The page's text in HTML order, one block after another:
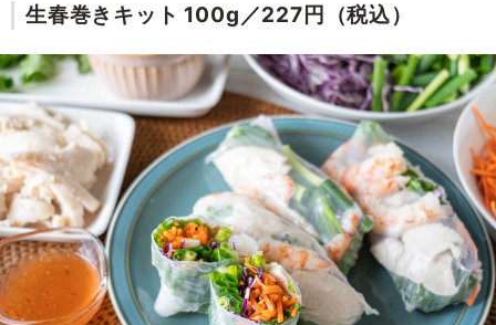
生春巻きキット 100g／227円（税込）